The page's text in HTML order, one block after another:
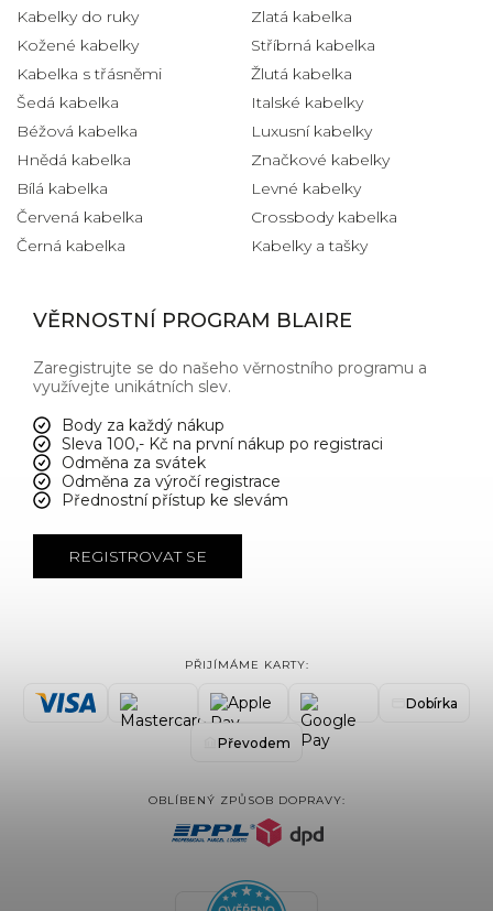
Kabelky do ruky
Kožené kabelky
Kabelka s třásněmi
Šedá kabelka
Béžová kabelka
Hnědá kabelka
Bílá kabelka
Červená kabelka
Černá kabelka
Zlatá kabelka
Stříbrná kabelka
Žlutá kabelka
Italské kabelky
Luxusní kabelky
Značkové kabelky
Levné kabelky
Crossbody kabelka
Kabelky a tašky
VĚRNOSTNÍ PROGRAM BLAIRE
Zaregistrujte se do našeho věrnostního programu a
využívejte unikátních slev.
Body za každý nákup
Sleva 100,- Kč na první nákup po registraci
Odměna za svátek
Odměna za výročí registrace
Přednostní přístup ke slevám
REGISTROVAT SE
PŘIJÍMÁME KARTY:
Dobírka
Převodem
OBLÍBENÝ ZPŮSOB DOPRAVY: